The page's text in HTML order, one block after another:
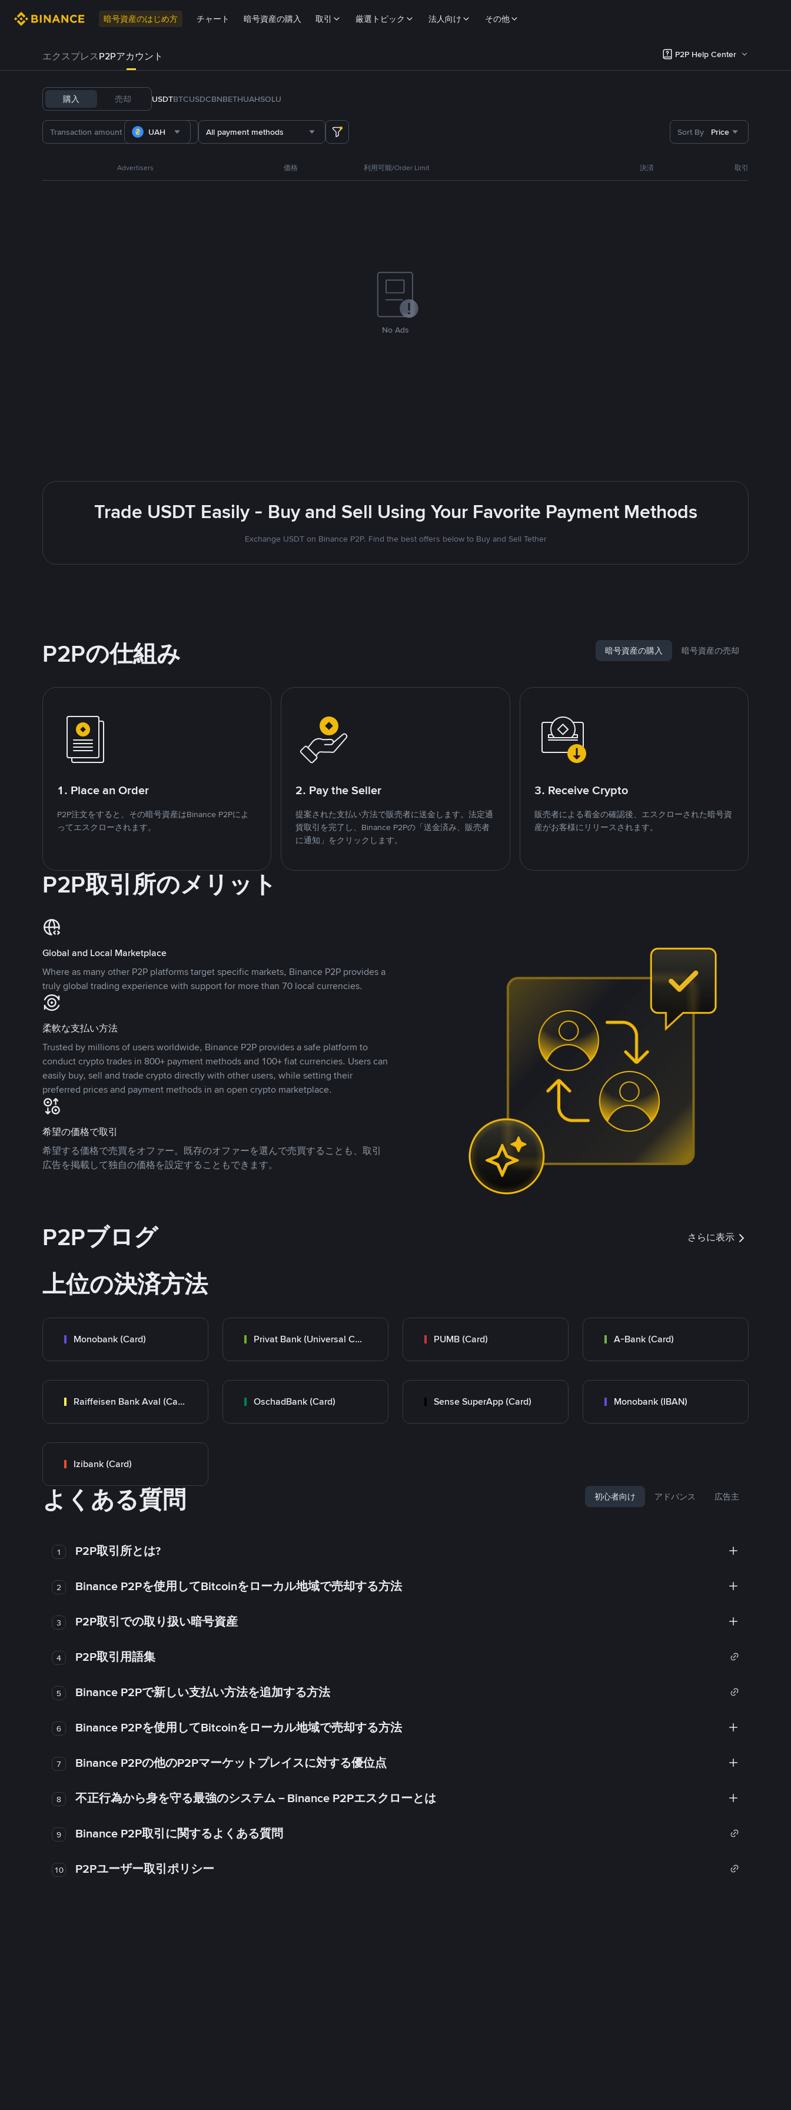
暗号資産のはじめ方 チャート 暗号資産の購入 取引 厳選トピック 法人向け その他
エクスプレスP2Pアカウント P2P Help Center
購入 売却 USDTBTCUSDCBNBETHUAHSOLU
UAH All payment methods Sort By Price
Advertisers 価格 利用可能/Order Limit 決済 取引
No Ads
Trade USDT Easily - Buy and Sell Using Your Favorite Payment Methods
Exchange USDT on Binance P2P. Find the best offers below to Buy and Sell Tether
P2Pの仕組み 暗号資産の購入 暗号資産の売却
1. Place an Order
P2P注文をすると、その暗号資産はBinance P2Pによ
ってエスクローされます。
2. Pay the Seller
提案された支払い方法で販売者に送金します。法定通
貨取引を完了し、Binance P2Pの「送金済み、販売者
に通知」をクリックします。
3. Receive Crypto
販売者による着金の確認後、エスクローされた暗号資
産がお客様にリリースされます。
P2P取引所のメリット
Global and Local Marketplace
Where as many other P2P platforms target specific markets, Binance P2P provides a
truly global trading experience with support for more than 70 local currencies.
柔軟な支払い方法
Trusted by millions of users worldwide, Binance P2P provides a safe platform to
conduct crypto trades in 800+ payment methods and 100+ fiat currencies. Users can
easily buy, sell and trade crypto directly with other users, while setting their
preferred prices and payment methods in an open crypto marketplace.
希望の価格で取引
希望する価格で売買をオファー。既存のオファーを選んで売買することも、取引
広告を掲載して独自の価格を設定することもできます。
P2Pブログ さらに表示
上位の決済方法
Monobank (Card) Privat Bank (Universal Card) PUMB (Card) A-Bank (Card)
Raiffeisen Bank Aval (Card) OschadBank (Card) Sense SuperApp (Card) Monobank (IBAN)
Izibank (Card)
よくある質問 初心者向け アドバンス 広告主
1 P2P取引所とは?
2 Binance P2Pを使用してBitcoinをローカル地域で売却する方法
3 P2P取引での取り扱い暗号資産
4 P2P取引用語集
5 Binance P2Pで新しい支払い方法を追加する方法
6 Binance P2Pを使用してBitcoinをローカル地域で売却する方法
7 Binance P2Pの他のP2Pマーケットプレイスに対する優位点
8 不正行為から身を守る最強のシステム－Binance P2Pエスクローとは
9 Binance P2P取引に関するよくある質問
10 P2Pユーザー取引ポリシー